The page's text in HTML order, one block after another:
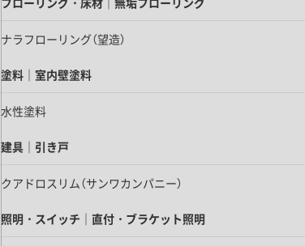
ナラフローリング（望造）
塗料｜室内壁塗料
水性塗料
建具｜引き戸
クアドロスリム（サンワカンパニー）
照明・スイッチ｜直付・ブラケット照明
足場板
ブリック・レンガ
キッチン本体
キッチン天板・シンク
洗面 すべて